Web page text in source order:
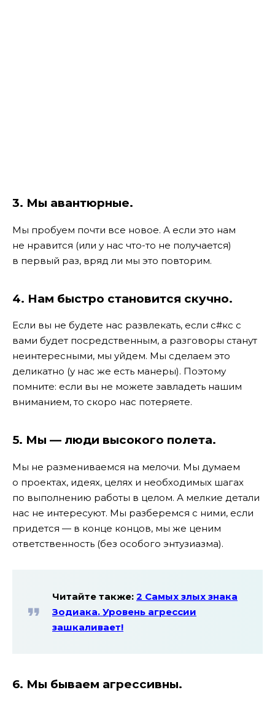
3. Мы авантюрные.
Мы пробуем почти все новое. А если это нам
не нравится (или у нас что-то не получается)
в первый раз, вряд ли мы это повторим.
4. Нам быстро становится скучно.
Если вы не будете нас развлекать, если с#кс с
вами будет посредственным, а разговоры станут
неинтересными, мы уйдем. Мы сделаем это
деликатно (у нас же есть манеры). Поэтому
помните: если вы не можете завладеть нашим
вниманием, то скоро нас потеряете.
5. Мы — люди высокого полета.
Мы не размениваемся на мелочи. Мы думаем
о проектах, идеях, целях и необходимых шагах
по выполнению работы в целом. А мелкие детали
нас не интересуют. Мы разберемся с ними, если
придется — в конце концов, мы же ценим
ответственность (без особого энтузиазма).
Читайте также: 2 Самых злых знака
Зодиака. Уровень агрессии
зашкаливает!
6. Мы бываем агрессивны.